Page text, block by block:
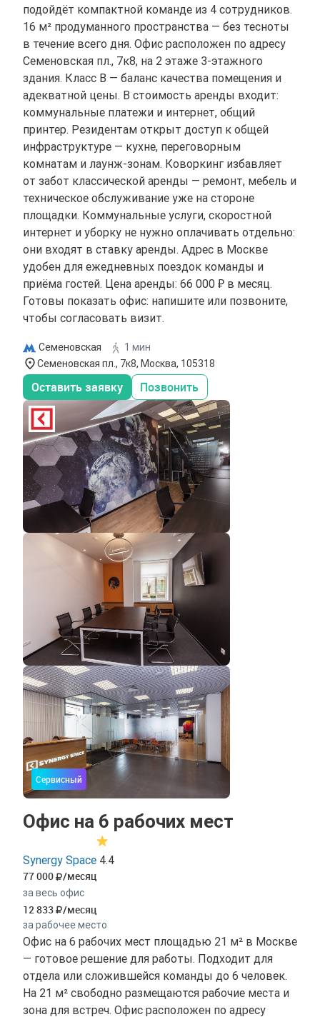
подойдёт компактной команде из 4 сотрудников.
16 м² продуманного пространства — без тесноты
в течение всего дня. Офис расположен по адресу
Семеновская пл., 7к8, на 2 этаже 3-этажного
здания. Класс B — баланс качества помещения и
адекватной цены. В стоимость аренды входит:
коммунальные платежи и интернет, общий
принтер. Резидентам открыт доступ к общей
инфраструктуре — кухне, переговорным
комнатам и лаунж-зонам. Коворкинг избавляет
от забот классической аренды — ремонт, мебель и
техническое обслуживание уже на стороне
площадки. Коммунальные услуги, скоростной
интернет и уборку не нужно оплачивать отдельно:
они входят в ставку аренды. Адрес в Москве
удобен для ежедневных поездок команды и
приёма гостей. Цена аренды: 66 000 ₽ в месяц.
Готовы показать офис: напишите или позвоните,
чтобы согласовать визит.
Семеновская
1 мин
Семеновская пл., 7к8, Москва, 105318
Оставить заявку Позвонить
Сервисный
Офис на 6 рабочих мест
Synergy Space 4.4
77 000 /месяц
за весь офис
12 833 /месяц
за рабочее место
Офис на 6 рабочих мест площадью 21 м² в Москве
— готовое решение для работы. Подходит для
отдела или сложившейся команды до 6 человек.
На 21 м² свободно размещаются рабочие места и
зона для встреч. Офис расположен по адресу